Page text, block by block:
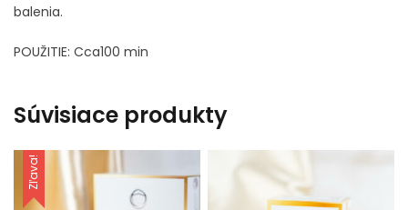
balenia.
POUŽITIE: Cca100 min
Súvisiace produkty
Zľava!